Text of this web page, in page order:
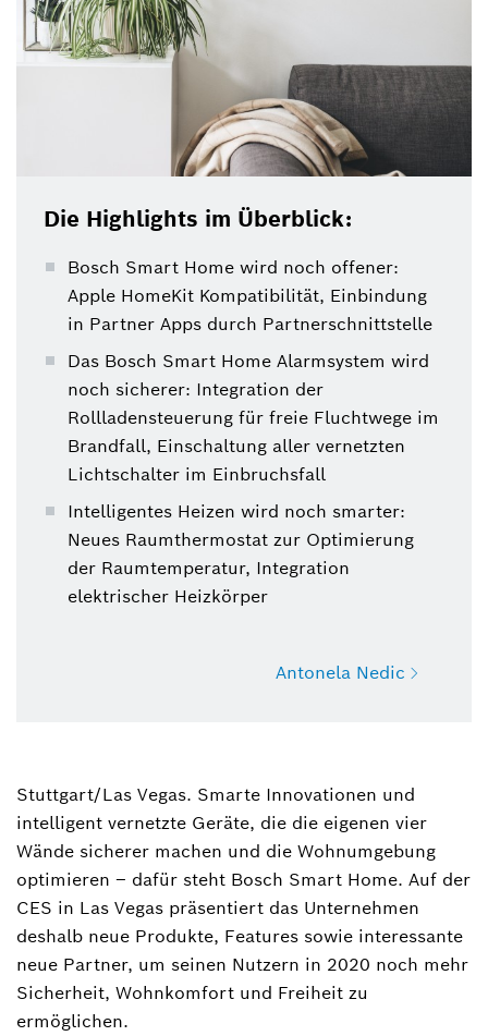
Die Highlights im Überblick:
Bosch Smart Home wird noch offener:
Apple HomeKit Kompatibilität, Einbindung
in Partner Apps durch Partnerschnittstelle
Das Bosch Smart Home Alarmsystem wird
noch sicherer: Integration der
Rollladensteuerung für freie Fluchtwege im
Brandfall, Einschaltung aller vernetzten
Lichtschalter im Einbruchsfall
Intelligentes Heizen wird noch smarter:
Neues Raumthermostat zur Optimierung
der Raumtemperatur, Integration
elektrischer Heizkörper
Antonela Nedic
+49 711-811-16448
Antonela.Nedic@de.bosch.com
Stuttgart/Las Vegas. Smarte Innovationen und
intelligent vernetzte Geräte, die die eigenen vier
Wände sicherer machen und die Wohnumgebung
optimieren – dafür steht Bosch Smart Home. Auf der
CES in Las Vegas präsentiert das Unternehmen
deshalb neue Produkte, Features sowie interessante
neue Partner, um seinen Nutzern in 2020 noch mehr
Sicherheit, Wohnkomfort und Freiheit zu
ermöglichen.